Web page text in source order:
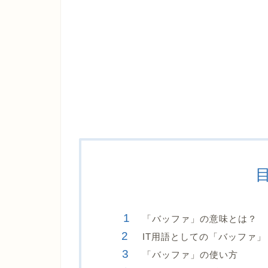
「バッファ」の意味とは？
IT用語としての「バッファ」
「バッファ」の使い方